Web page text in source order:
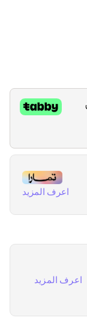
اعرف المزيد
اعرف المزيد